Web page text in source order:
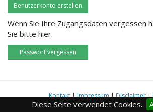
Diese Seite verwendet Cookies.
Benutzerkonto erstellen
Wenn Sie Ihre Zugangsdaten vergessen
Sie bitte hier:
Passwort vergessen
Kontakt|Impressum|Disclaimer|